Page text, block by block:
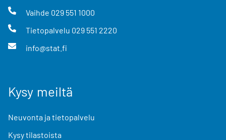
Vaihde 029 551 1000
Tietopalvelu 029 551 2220
info@stat.fi
Kysy meiltä
Neuvonta ja tietopalvelu
Kysy tilastoista